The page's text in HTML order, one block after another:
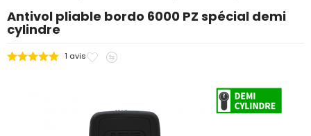
Antivol pliable bordo 6000 PZ spécial demi
cylindre
1 avis
Ajouter